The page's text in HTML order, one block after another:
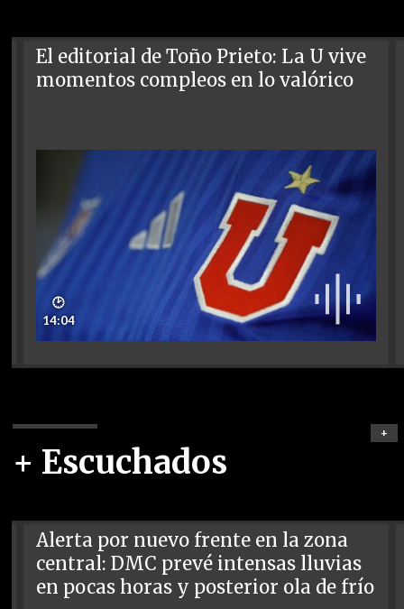
El editorial de Toño Prieto: La U vive
momentos compleos en lo valórico
🕑
14:04
+ Escuchados
+
Alerta por nuevo frente en la zona
central: DMC prevé intensas lluvias
en pocas horas y posterior ola de frío